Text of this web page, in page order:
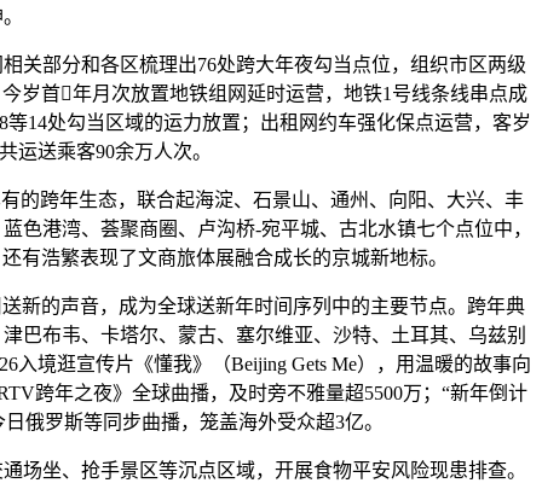
部分和各区梳理出76处跨大年夜勾当点位，组织市区两级
岁首年月次放置地铁组网延时运营，地铁1号线条线串点成
14处勾当区域的运力放置；出租网约车强化保点运营，客岁
运送乘客90余万人次。
跨年生态，联合起海淀、石景山、通州、向阳、大兴、丰
色港湾、荟聚商圈、卢沟桥-宛平城、古北水镇七个点位中，
有浩繁表现了文商旅体展融合成长的京城新地标。
的声音，成为全球送新年时间序列中的主要节点。跨年典
巴布韦、卡塔尔、蒙古、塞尔维亚、沙特、土耳其、乌兹别
境逛宣传片《懂我》（Beijing Gets Me），用温暖的故事向
跨年之夜》全球曲播，及时旁不雅量超5500万；“新年倒计
俄罗斯等同步曲播，笼盖海外受众超3亿。
坐、抢手景区等沉点区域，开展食物平安风险现患排查。